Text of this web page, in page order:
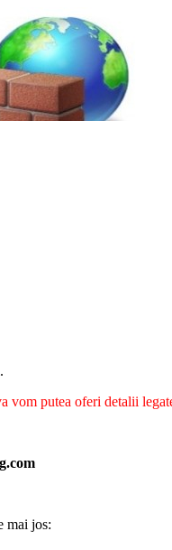
putea oferi detalii
mai jos: